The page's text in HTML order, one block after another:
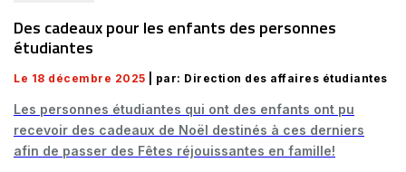
Des cadeaux pour les enfants des personnes
étudiantes
Le 18 décembre 2025 | par: Direction des affaires étudiantes
Les personnes étudiantes qui ont des enfants ont pu
recevoir des cadeaux de Noël destinés à ces derniers
afin de passer des Fêtes réjouissantes en famille!